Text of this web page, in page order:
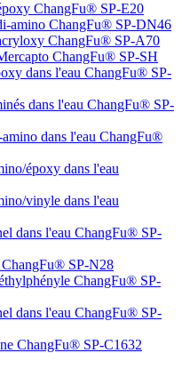
ChangFu® SP-E20
amino ChangFu® SP-DN46
ChangFu® SP-A70
ChangFu® SP-SH
dans l'eau ChangFu® SP-
dans l'eau ChangFu® SP-
dans l'eau ChangFu®
époxy dans l'eau
vinyle dans l'eau
dans l'eau ChangFu® SP-
SP-N28
ChangFu® SP-
dans l'eau ChangFu® SP-
ChangFu® SP-C1632